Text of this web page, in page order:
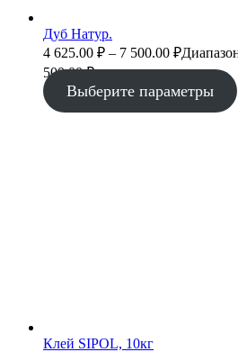
Дуб Натур.
4 625.00 ₽ – 7 500.00 ₽
500.00 ₽
Выберите параметры
Клей SIPOL, 10кг